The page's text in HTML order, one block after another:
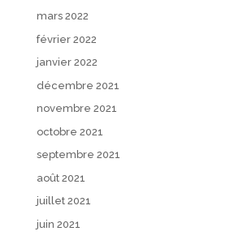
mars 2022
février 2022
janvier 2022
décembre 2021
novembre 2021
octobre 2021
septembre 2021
août 2021
juillet 2021
juin 2021